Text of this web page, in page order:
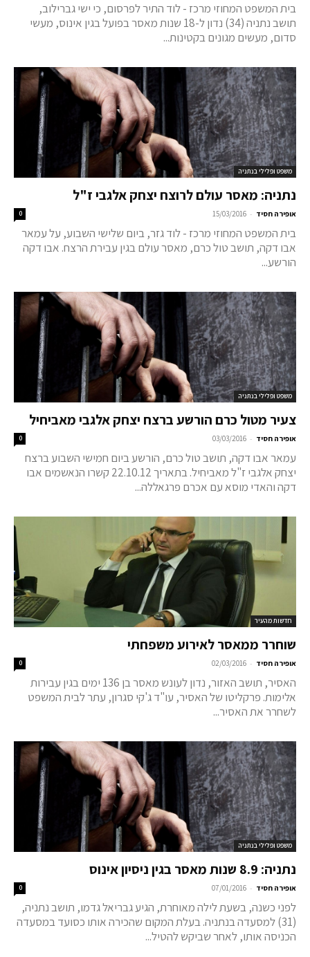
בית המשפט המחוזי מרכז - לוד התיר לפרסום, כי ישי גברילוב,
תושב נתניה (34) נדון ל-18 שנות מאסר בפועל בגין אינוס, מעשי
סדום, מעשים מגונים בקטינות...
משפט ופלילי בנתניה
נתניה: מאסר עולם לרוצח יצחק אלגבי ז"ל
אופירה חסיד -
15/03/2016
0
בית המשפט המחוזי מרכז - לוד גזר, ביום שלישי השבוע, על עמאר
אבו דקה, תושב טול כרם, מאסר עולם בגין עבירת הרצח. אבו דקה
הורשע...
משפט ופלילי בנתניה
צעיר מטול כרם הורשע ברצח יצחק אלגבי מאביחיל
אופירה חסיד -
03/03/2016
0
עמאר אבו דקה, תושב טול כרם, הורשע ביום חמישי השבוע ברצח
יצחק אלגבי ז"ל מאביחיל. בתאריך 22.10.12 קשרו הנאשמים אבו
דקה והאדי מוסא עם אכרם פרגאללה...
חדשות מהעיר
שוחרר ממאסר לאירוע משפחתי
אופירה חסיד -
02/03/2016
0
האסיר, תושב האזור, נדון לעונש מאסר בן 136 ימים בגין עבירות
אלימות. פרקליטו של האסיר, עו"ד ג'קי סגרון, עתר לבית המשפט
לשחרר את האסיר...
משפט ופלילי בנתניה
נתניה: 8.9 שנות מאסר בגין ניסיון אינוס
אופירה חסיד -
07/01/2016
0
לפני כשנה, בשעת לילה מאוחרת, הגיע גבריאל גדמו, תושב נתניה,
(31) למסעדה בנתניה. בעלת המקום שהכירה אותו כסועד במסעדה
הכניסה אותו, לאחר שביקש להטיל...